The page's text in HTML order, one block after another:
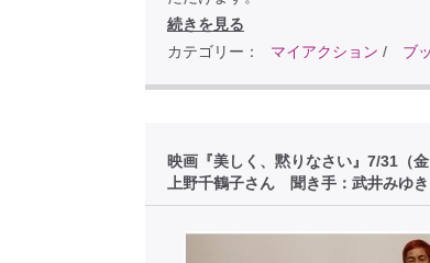
続きを見る
カテゴリー：
マイアクション / ブ
映画『美しく、黙りなさい』7/31（
上野千鶴子さん 聞き手：武井みゆき